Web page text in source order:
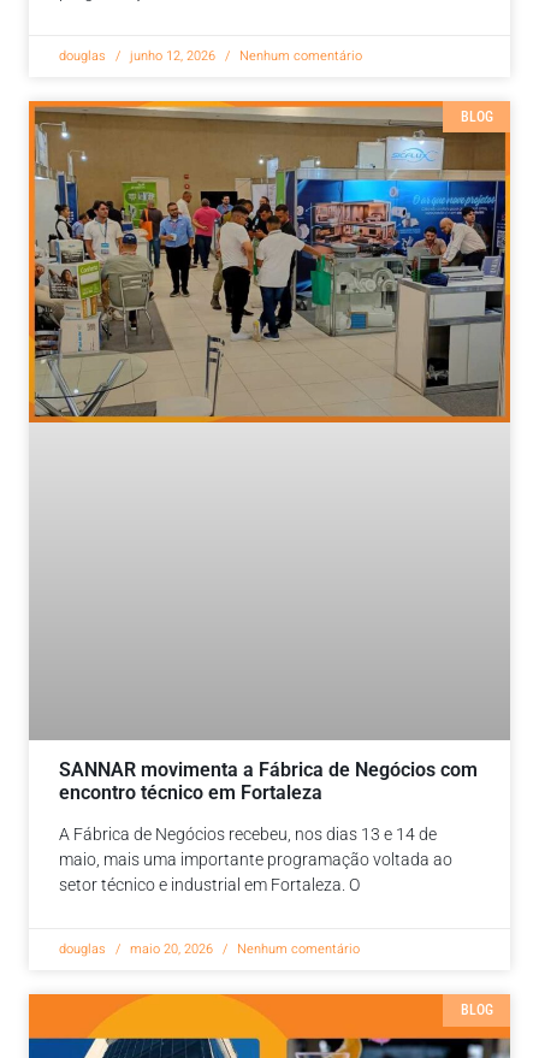
douglas junho 12, 2026 Nenhum comentário
BLOG
SANNAR movimenta a Fábrica de Negócios com
encontro técnico em Fortaleza
A Fábrica de Negócios recebeu, nos dias 13 e 14 de
maio, mais uma importante programação voltada ao
setor técnico e industrial em Fortaleza. O
douglas maio 20, 2026 Nenhum comentário
BLOG